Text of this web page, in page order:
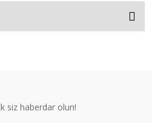
siz haberdar olun!